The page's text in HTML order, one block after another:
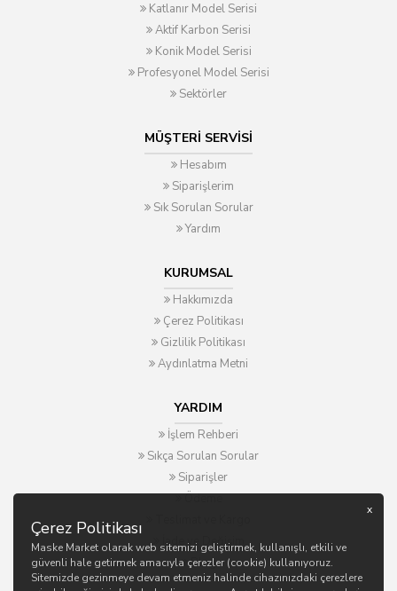
Katlanır Model Serisi
Aktif Karbon Serisi
Konik Model Serisi
Profesyonel Model Serisi
Sektörler
MÜŞTERI SERVISI
Hesabım
Siparişlerim
Sık Sorulan Sorular
Yardım
KURUMSAL
Hakkımızda
Çerez Politikası
Gizlilik Politikası
Aydınlatma Metni
YARDIM
İşlem Rehberi
Sıkça Sorulan Sorular
Siparişler
Ödeme
İade ve Değişim
Blog
x
Çerez Politikası
Maske Market olarak web sitemizi geliştirmek, kullanışlı, etkili ve
güvenli hale getirmek amacıyla çerezler (cookie) kullanıyoruz.
Sitemizde gezinmeye devam etmeniz halinde cihazınızdaki çerezlere